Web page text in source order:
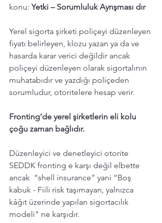
konu: Yetki – Sorumluluk Ayrışması dır
Yerel sigorta şirketi poliçeyi düzenleyen
fiyatı belirleyen, klozu yazan ya da ve
hasarda karar verici değildir ancak
poliçeyi düzenleyen olarak sigortalının
muhatabıdır ve yazdığı poliçeden
sorumludur, otoritelere hesap verir.
Fronting’de yerel şirketlerin eli kolu
çoğu zaman bağlıdır.
Düzenleyici ve denetleyici otorite
SEDDK fronting e karşı değil elbette
ancak  “shell insurance” yani “Boş
kabuk - Fiili risk taşımayan, yalnızca
kâğıt üzerinde yapılan sigortacılık
modeli" ne karşıdır.